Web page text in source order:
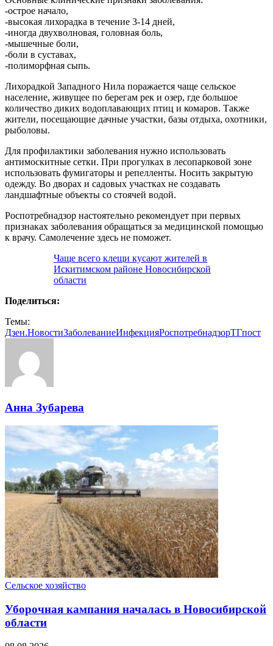
-острое начало,
-высокая лихорадка в течение 3-14 дней,
-иногда двухволновая, головная боль,
-мышечные боли,
-боли в суставах,
-полиморфная сыпь.
Лихорадкой Западного Нила поражается чаще сельское
население, живущее по берегам рек и озер, где большое
количество диких водоплавающих птиц и комаров. Также
жители, посещающие дачные участки, базы отдыха, охотники,
рыболовы.
Для профилактики заболевания нужно использовать
антимоскитные сетки. При прогулках в лесопарковой зоне
использовать фумигаторы и репелленты. Носить закрытую
одежду. Во дворах и садовых участках не создавать
ландшафтные объекты со стоячей водой.
Роспотребнадзор настоятельно рекомендует при первых
признаках заболевания обращаться за медицинской помощью
к врачу. Самолечение здесь не поможет.
Чаще всего клещи кусают жителей в
Искитимском районе Новосибирской
области
Поделиться:
Темы:
Дзен.НовостиЗаболеваниеИнфекцияРоспотребнадзорТГпост
Анна Зубарева
Сельское хозяйство
Уборочная кампания началась в Новосибирской
области